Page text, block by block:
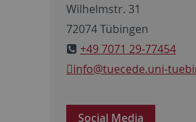
Wilhelmstr. 31
72074 Tübingen
+49 7071 29-77454
info@tuecede.uni-
Social Media